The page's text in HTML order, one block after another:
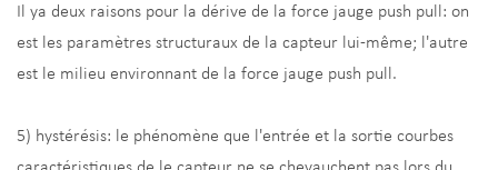
Il ya deux raisons pour la dérive de la force jauge push pull: on
est les paramètres structuraux de la capteur lui-même; l'autre
est le milieu environnant de la force jauge push pull.
5) hystérésis: le phénomène que l'entrée et la sortie courbes